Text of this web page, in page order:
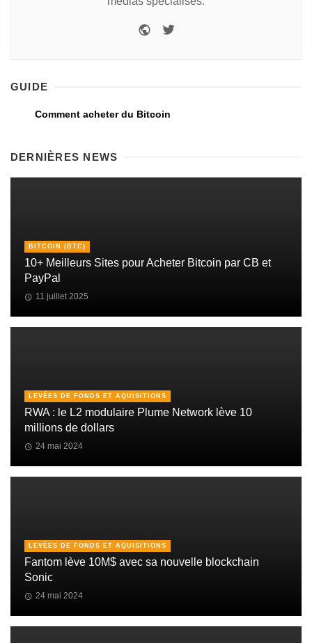
GUIDE
Comment acheter du Bitcoin
DERNIÈRES NEWS
BITCOIN (BTC)
10+ Meilleurs Sites pour Acheter Bitcoin par CB et
PayPal
11 juillet 2025
LEVÉES DE FONDS ET AQUISITIONS
RWA : le L2 modulaire Plume Network lève 10
millions de dollars
24 mai 2024
LEVÉES DE FONDS ET AQUISITIONS
Fantom lève 10M$ avec sa nouvelle blockchain
Sonic
24 mai 2024